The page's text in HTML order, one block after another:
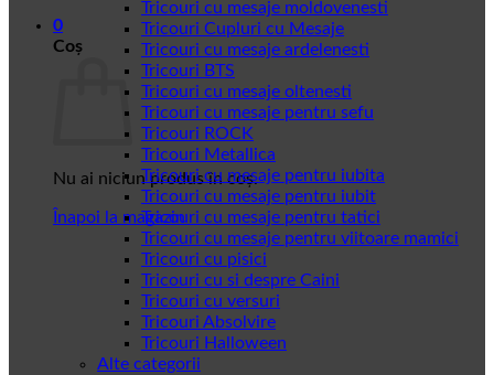
0
Coș
Nu ai niciun produs în coș.
Înapoi la magazin
Tricouri cu mesaje moldovenesti
Tricouri Cupluri cu Mesaje
Tricouri cu mesaje ardelenesti
Tricouri BTS
Tricouri cu mesaje oltenesti
Tricouri cu mesaje pentru sefu
Tricouri ROCK
Tricouri Metallica
Tricouri cu mesaje pentru iubita
Tricouri cu mesaje pentru iubit
Tricouri cu mesaje pentru tatici
Tricouri cu mesaje pentru viitoare mamici
Tricouri cu pisici
Tricouri cu si despre Caini
Tricouri cu versuri
Tricouri Absolvire
Tricouri Halloween
Alte categorii